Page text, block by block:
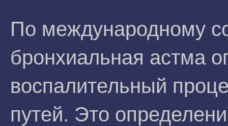
По международному
бронхиальная астма
воспалительный
путей. Это